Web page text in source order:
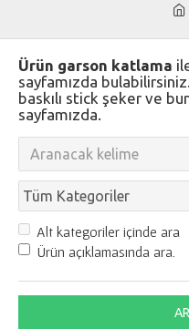
Ürün garson katlama
sayfamızda
baskılı stick şeker ve
sayfamızda.
Alt kategoriler içinde ara
Ürün açıklamasında ara.